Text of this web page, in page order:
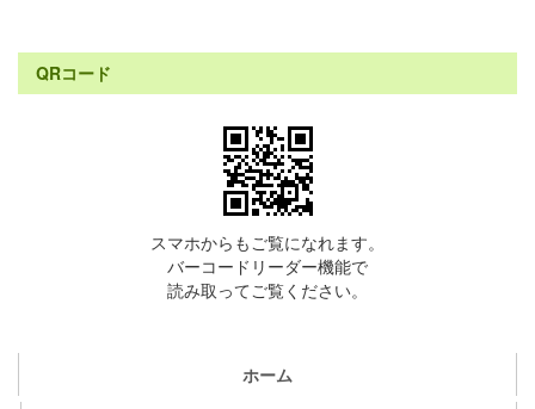
QRコード
スマホからもご覧になれます。
バーコードリーダー機能で
読み取ってご覧ください。
ホーム